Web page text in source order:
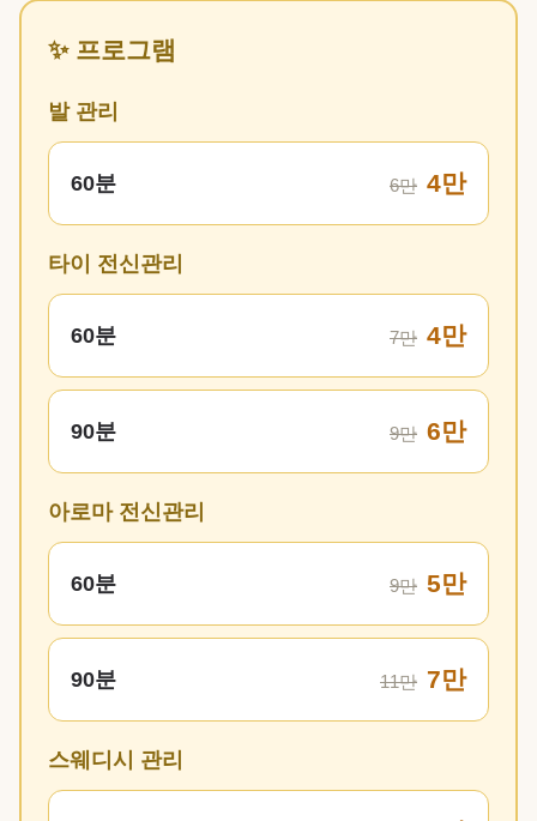
✨ 프로그램
발 관리
60분 6만 4만
타이 전신관리
60분 7만 4만
90분 9만 6만
아로마 전신관리
60분 9만 5만
90분 11만 7만
스웨디시 관리